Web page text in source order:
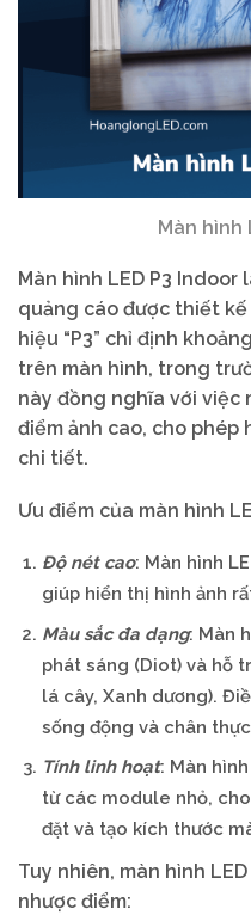
Màn hình
Màn hình LED P3 Indoor
quảng cáo được thiết
hiệu “P3” chỉ định
trên màn hình, trong
này đồng nghĩa với việc
điểm ảnh cao, cho phép
chi tiết.
Ưu điểm của màn hình
Độ nét cao: Màn hình
giúp hiển thị hình ảnh
Màu sắc đa dạng: Màn
phát sáng (Diot) và hỗ
lá cây, Xanh dương).
sống động và chân
Tính linh hoạt: Màn
từ các module nhỏ,
đặt và tạo kích thước
Tuy nhiên, màn hình
nhược điểm: